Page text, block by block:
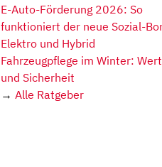
E-Auto-Förderung 2026: So
funktioniert der neue Sozial-
Elektro und Hybrid
Fahrzeugpflege im Winter:
und Sicherheit
→ Alle Ratgeber